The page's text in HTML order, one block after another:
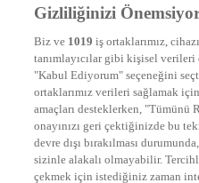
DYG Televizyonlar
STAR
EURO STAR
KRAL POP TV
DYG Radyolar
NTV RADYO
KRAL FM
KRAL POP
EKSEN
VOYAGE
Gizliliğinizi
Biz ve 1019 iş ortaklarımız,
tanımlayıcılar gibi kişisel
"Kabul Ediyorum" seçeneğini
ortaklarımız verileri sağlamak
amaçları desteklerken, "Tümünü
onayınızı geri çektiğinizde bu
devre dışı bırakılması
sizinle alakalı olmayabilir.
çekmek için istediğiniz zaman